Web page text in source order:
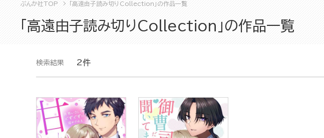
ぶんか社TOP 「高遠由子読み切りCollection」の作品一覧
「高遠由子読み切りCollection」の作品一覧
検索結果 2件